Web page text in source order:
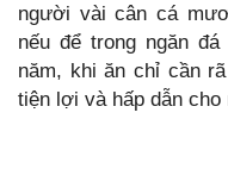
người vài cân cá
nếu để trong ngăn
năm, khi ăn chỉ cần
tiện lợi và hấp dẫn cho